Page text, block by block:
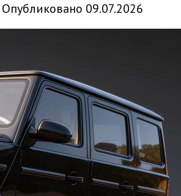
Опубликовано 09.07.2026